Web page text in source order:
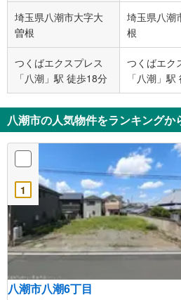
埼玉県八潮市大字大
曽根
埼玉県八潮
根
つくばエクスプレス
「八潮」駅 徒歩18分
つくばエク
「八潮」
八潮市の人気物件をランキングか
1
八潮市八潮6丁目